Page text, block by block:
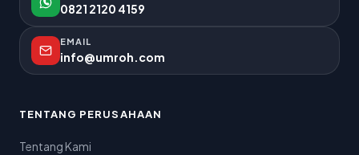
0821 2120 4159
EMAIL
info@umroh.com
TENTANG PERUSAHAAN
Tentang Kami